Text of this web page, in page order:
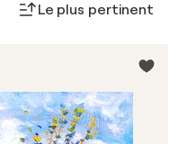
Le plus pertinent